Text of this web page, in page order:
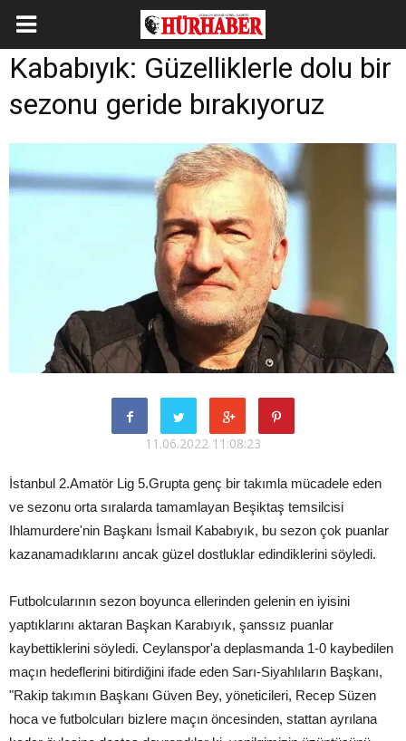
Kababıyık: Güzelliklerle dolu bir
sezonu geride bırakıyoruz
11.06.2022 11:08:23
İstanbul 2.Amatör Lig 5.Grupta genç bir takımla mücadele eden
ve sezonu orta sıralarda tamamlayan Beşiktaş temsilcisi
Ihlamurdere'nin Başkanı İsmail Kababıyık, bu sezon çok puanlar
kazanamadıklarını ancak güzel dostluklar edindiklerini söyledi.
Futbolcularının sezon boyunca ellerinden gelenin en iyisini
yaptıklarını aktaran Başkan Karabıyık, şanssız puanlar
kaybettiklerini söyledi. Ceylanspor'a deplasmanda 1-0 kaybedilen
maçın hedeflerini bitirdiğini ifade eden Sarı-Siyahlıların Başkanı,
"Rakip takımın Başkanı Güven Bey, yöneticileri, Recep Süzen
hoca ve futbolcuları bizlere maçın öncesinden, stattan ayrılana